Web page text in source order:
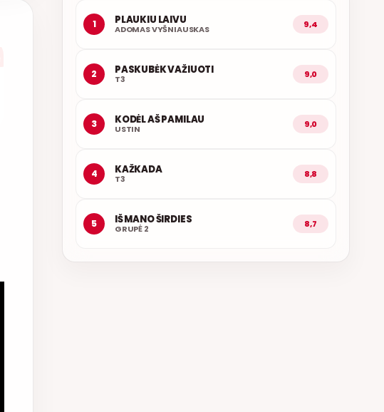
1 PLAUKIU LAIVU
ADOMAS VYŠNIAUSKAS 9,4
2 PASKUBĖK VAŽIUOTI
T3 9,0
3 KODĖL AŠ PAMILAU
USTIN 9,0
4 KAŽKADA
T3 8,8
5 IŠ MANO ŠIRDIES
GRUPĖ 2 8,7